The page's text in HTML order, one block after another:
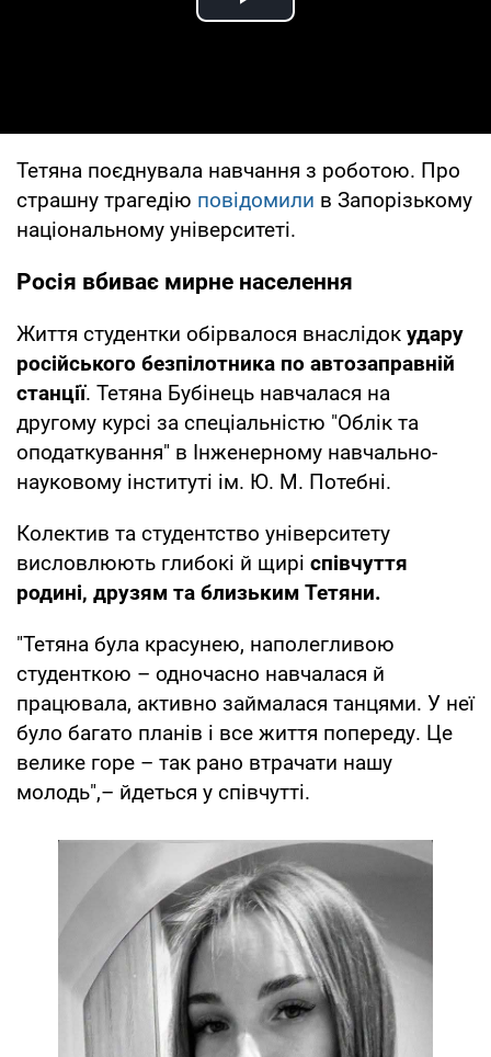
Play Video
Тетяна поєднувала навчання з роботою. Про
страшну трагедію повідомили в Запорізькому
національному університеті.
Росія вбиває мирне населення
Життя студентки обірвалося внаслідок удару
російського безпілотника по автозаправній
станції. Тетяна Бубінець навчалася на
другому курсі за спеціальністю "Облік та
оподаткування" в Інженерному навчально-
науковому інституті ім. Ю. М. Потебні.
Колектив та студентство університету
висловлюють глибокі й щирі співчуття
родині, друзям та близьким Тетяни.
"Тетяна була красунею, наполегливою
студенткою – одночасно навчалася й
працювала, активно займалася танцями. У неї
було багато планів і все життя попереду. Це
велике горе – так рано втрачати нашу
молодь",– йдеться у співчутті.